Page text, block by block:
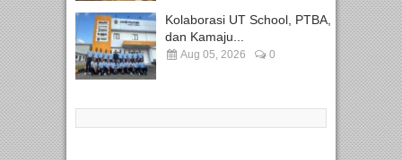
Kolaborasi UT School, PTBA,
dan Kamaju...
Aug 05, 2026 0